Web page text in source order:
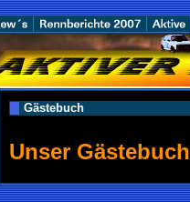
Gästebuch
Unser Gästebuch